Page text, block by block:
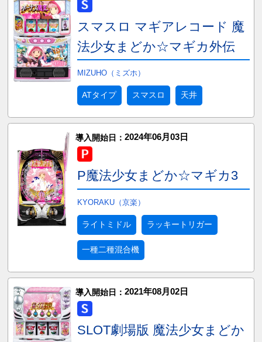
スマスロ マギアレコード 魔
法少女まどか☆マギカ外伝
MIZUHO（ミズホ）
ATタイプ スマスロ 天井
導入開始日： 2024年06月03日
P魔法少女まどか☆マギカ3
KYORAKU（京楽）
ライトミドル ラッキートリガー
一種二種混合機
導入開始日： 2021年08月02日
SLOT劇場版 魔法少女まどか